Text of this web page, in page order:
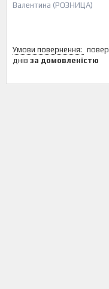
Валентина (РОЗНИЦА)
днів за домовленістю